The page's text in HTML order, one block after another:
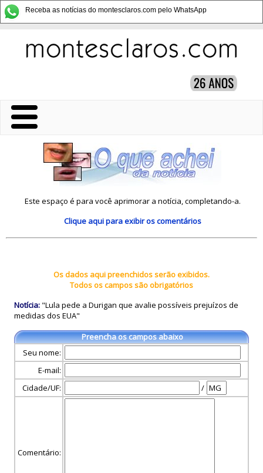
Receba as notícias do montesclaros.com pelo WhatsApp
Este espaço é para você aprimorar a notícia, completando-a.
Clique aquipara exibir os comentários
Os dados aqui preenchidos serão exibidos.
Todos os campos são obrigatórios
Notícia: "Lula pede a Durigan que avalie possíveis prejuízos de
medidas dos EUA"
Preencha os campos abaixo
Seu nome:
E-mail:
Cidade/UF:
/
Comentário: